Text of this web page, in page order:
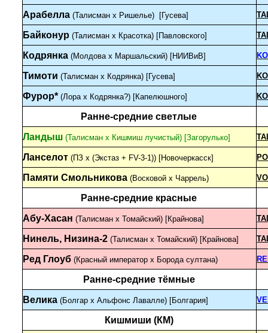
Арабелла(Талисман х Ришелье) [Гусева]
Байконур (Талисман х Красотка) [Павловского]
Кодрянка (Молдова x Маршальский) [НИИВиВ]
Тимоти (Талисман х Кодрянка) [Гусева]
Фурор*(Лора x Кодрянка?) [Капелюшного]
Ранне-средние светлые
Ландыш (Талисман х Кишмиш лучистый) [Загорулько]
Ланселот (ПЗ x (Экстаз + FV-3-1)) [Новочеркасск]
Памяти Смольникова (Восковой х Чаррель)
Ранне-средние красные
Абу-Хасан (Талисман х Томайский) [Крайнова]
Нинель, Низина-2 (Талисман x Томайский) [Крайнова]
Ред Глоуб(Красный император х Борода султана)
Ранне-средние тёмные
Велика (Болгар х Альфонс Лавалле) [Болгария]
Кишмиши (КМ)